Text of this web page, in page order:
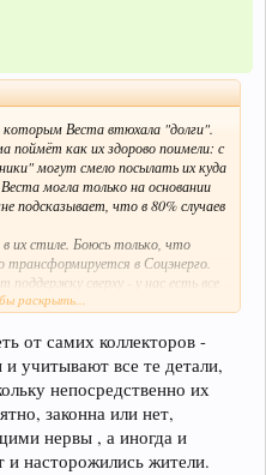
которым Веста втюхала "долги".
поймёт как их здорово поимели: с
могут смело посылать их куда
могла только на основании
подсказывает, что в 80% случаев
их стиле. Боюсь только, что
в Соцэнерго.
сверху - у нас есть все
следующего года.
раскрыть...
от самих коллекторов -
учитывают все те детали,
непосредственно их
законна или нет,
нервы , а иногда и
насторожились жители.